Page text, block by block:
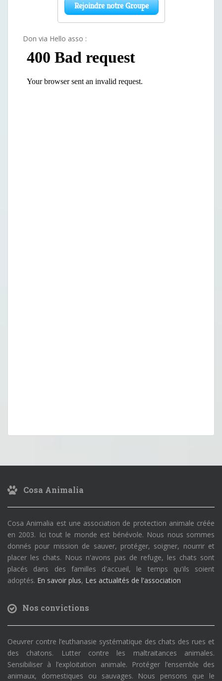
Don via Hello asso :
Cosa Animalia
Cosa Animalia est une association de protection animale créée
en 2003. Ici tout le monde est bénévole. Nous nous sommes
donnés pour mission de sauver, protéger, soigner, nourrir et
placer les chats. Nous n'avons pas de refuge, les chats sont
placés dans des familles d'accueil, le temps qu'ils soient
adoptés. En savoir plus, Les actualités de l'association
Nos convictions
Oeuvrer contre l’euthanasie systématique des chats des rues et
des chatons. Lutter contre les maltraitances animales.
Sensibiliser à l’exploitation animale. Protéger l’ensemble des
animaux, domestiques ou sauvages. Nous pensons que le